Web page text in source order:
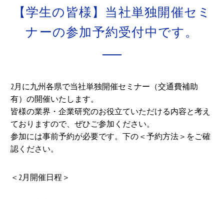
【学生の皆様】当社単独開催セミ
ナーの参加予約受付中です。
2月に九州各県で当社単独開催セミナー（交通費補助
有）の開催いたします。
皆様の業界・企業研究のお役立ていただける内容と考え
ておりますので、ぜひご参加ください。
参加には事前予約が必要です。下の＜予約方法＞をご確
認ください。
＜2月開催日程＞